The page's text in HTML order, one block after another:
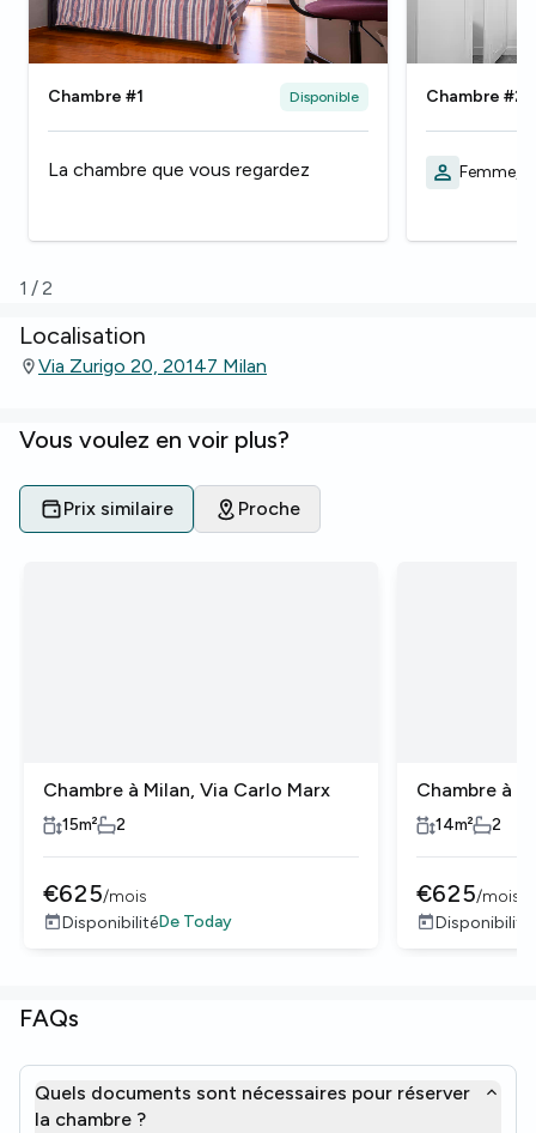
Chambre #1 Disponible
La chambre que vous regardez
Chambre #2
Femme,
1/2
Localisation
Via Zurigo 20, 20147 Milan
Vous voulez en voir plus?
Prix similaire Proche
Chambre à Milan, Via Carlo Marx
15m² 2
€625/mois
DisponibilitéDe Today
Chambre à
14m² 2
€625/mois
Disponibilité
FAQs
Quels documents sont nécessaires pour réserver
la chambre ?